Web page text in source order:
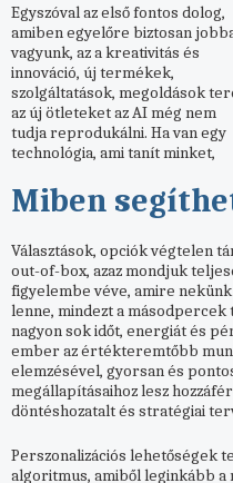
Egyszóval az első fontos dolog,
amiben egyelőre biztosan
vagyunk, az a kreativitás és
innováció, új termékek,
szolgáltatások, megoldások
az új ötleteket az AI még nem
tudja reprodukálni. Ha van egy
technológia, ami tanít minket,
Miben
Választások, opciók végtelen
out-of-box, azaz mondjuk
figyelembe véve, amire
lenne, mindezt a másodpercek
nagyon sok időt, energiát és
ember az értékteremtőbb
elemzésével, gyorsan és
megállapításaihoz lesz
döntéshozatalt és stratégiai
Perszonalizációs lehetőségek
algoritmus, amiből leginkább